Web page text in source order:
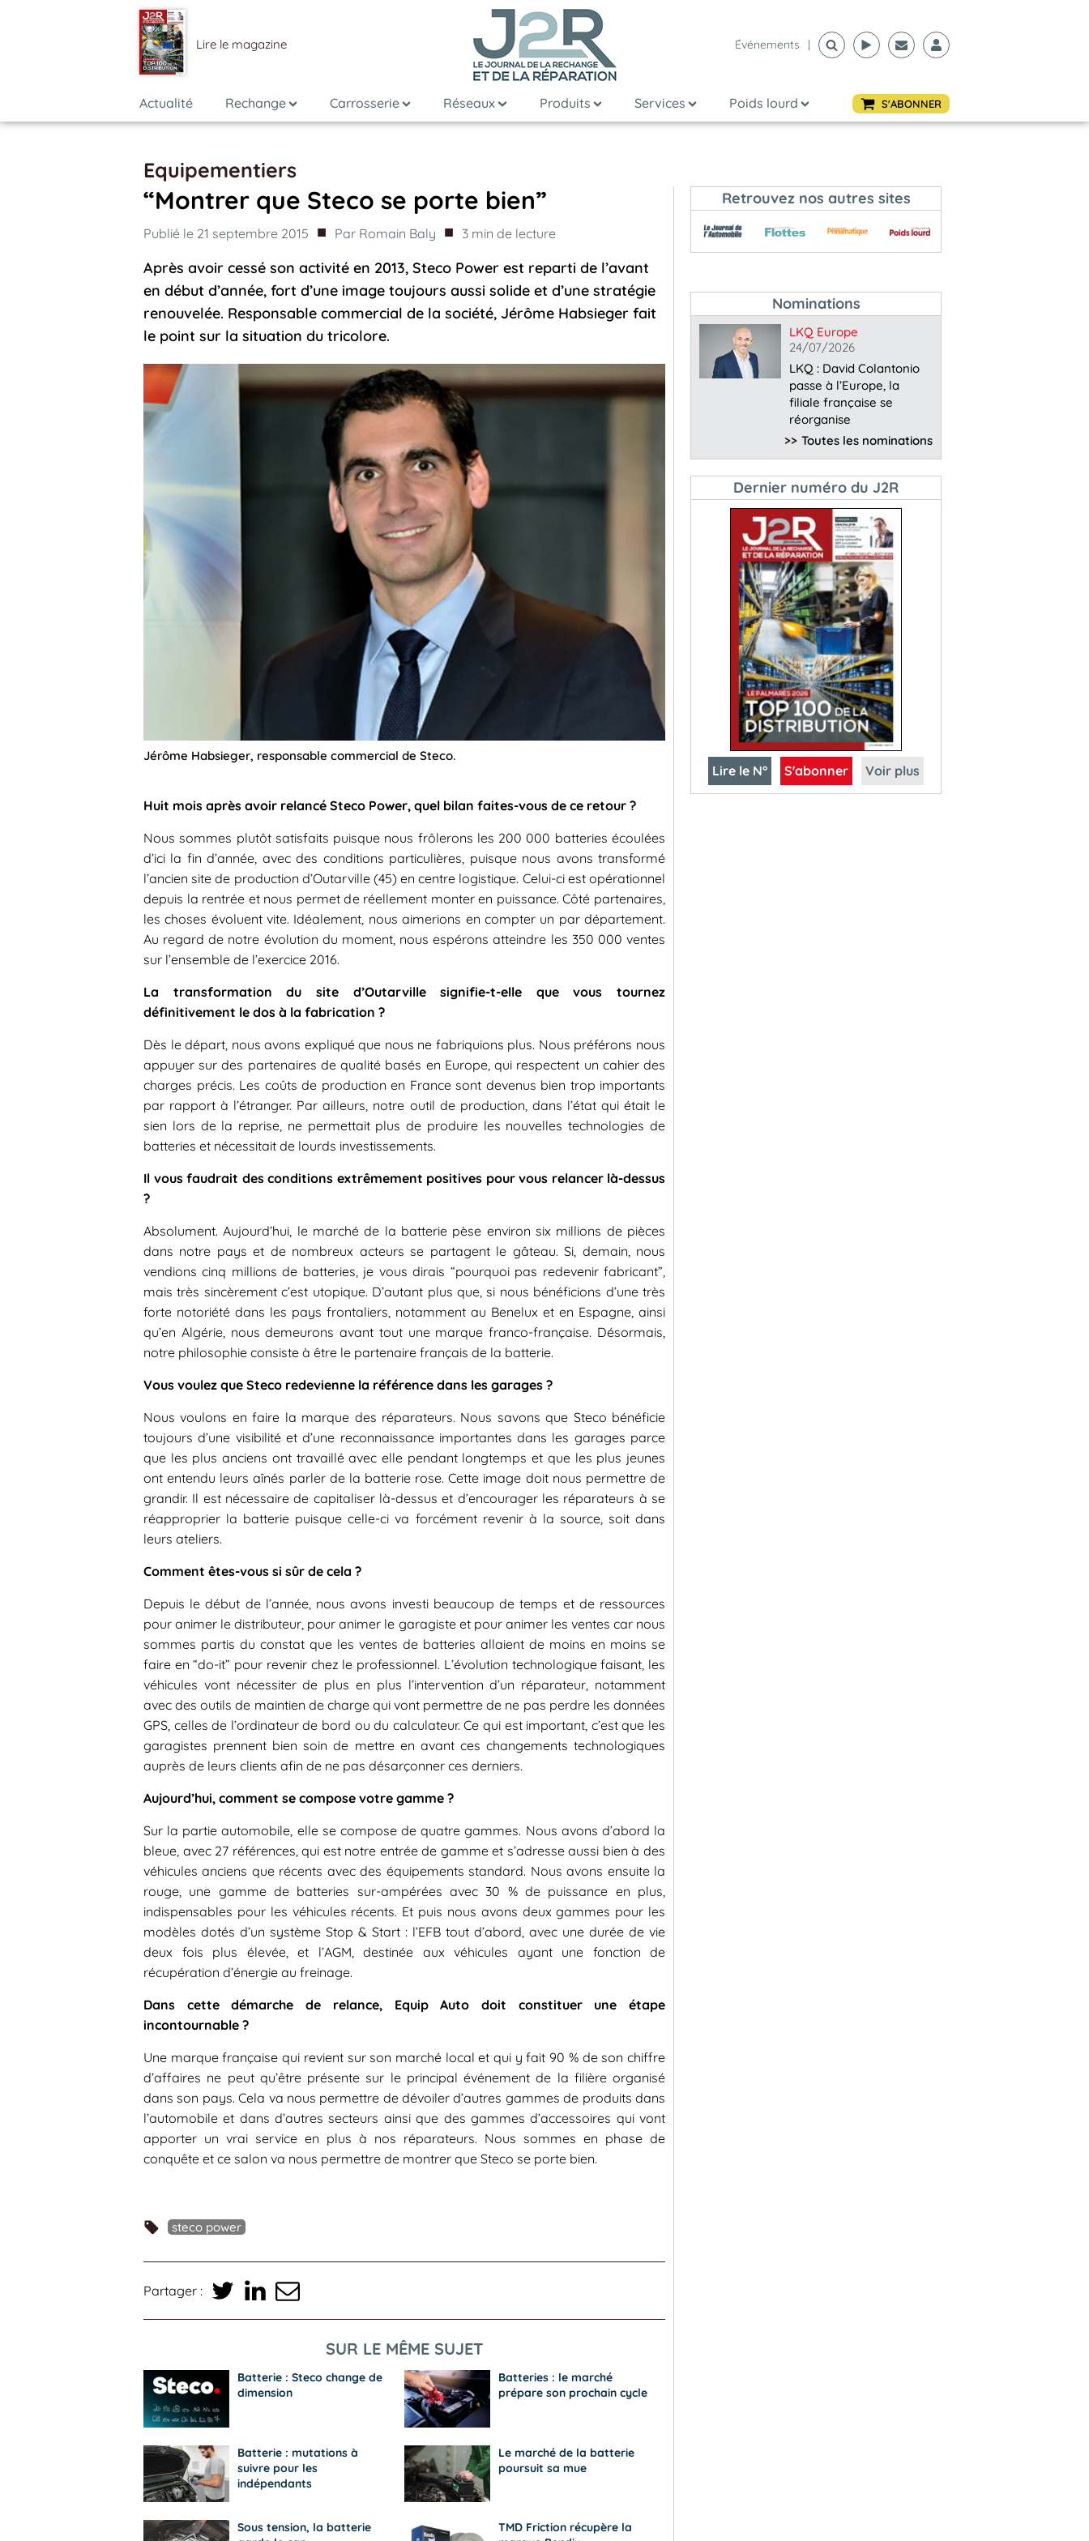
Lire le magazine Événements |
Actualité Rechange Carrosserie Réseaux Produits Services Poids lourd S'ABONNER
Equipementiers
“Montrer que Steco se porte bien”
Publié le 21 septembre 2015 ■ Par Romain Baly ■ 3 min de lecture
Après avoir cessé son activité en 2013, Steco Power est reparti de l’avant
en début d’année, fort d’une image toujours aussi solide et d’une stratégie
renouvelée. Responsable commercial de la société, Jérôme Habsieger fait
le point sur la situation du tricolore.
Jérôme Habsieger, responsable commercial de Steco.
Huit mois après avoir relancé Steco Power, quel bilan faites-vous de ce retour ?
Nous sommes plutôt satisfaits puisque nous frôlerons les 200 000 batteries écoulées
d’ici la fin d’année, avec des conditions particulières, puisque nous avons transformé
l’ancien site de production d’Outarville (45) en centre logistique. Celui-ci est opérationnel
depuis la rentrée et nous permet de réellement monter en puissance. Côté partenaires,
les choses évoluent vite. Idéalement, nous aimerions en compter un par département.
Au regard de notre évolution du moment, nous espérons atteindre les 350 000 ventes
sur l’ensemble de l’exercice 2016.
La transformation du site d’Outarville signifie-t-elle que vous tournez
définitivement le dos à la fabrication ?
Dès le départ, nous avons expliqué que nous ne fabriquions plus. Nous préférons nous
appuyer sur des partenaires de qualité basés en Europe, qui respectent un cahier des
charges précis. Les coûts de production en France sont devenus bien trop importants
par rapport à l’étranger. Par ailleurs, notre outil de production, dans l’état qui était le
sien lors de la reprise, ne permettait plus de produire les nouvelles technologies de
batteries et nécessitait de lourds investissements.
Il vous faudrait des conditions extrêmement positives pour vous relancer là-dessus
?
Absolument. Aujourd’hui, le marché de la batterie pèse environ six millions de pièces
dans notre pays et de nombreux acteurs se partagent le gâteau. Si, demain, nous
vendions cinq millions de batteries, je vous dirais “pourquoi pas redevenir fabricant”,
mais très sincèrement c’est utopique. D’autant plus que, si nous bénéficions d’une très
forte notoriété dans les pays frontaliers, notamment au Benelux et en Espagne, ainsi
qu’en Algérie, nous demeurons avant tout une marque franco-française. Désormais,
notre philosophie consiste à être le partenaire français de la batterie.
Vous voulez que Steco redevienne la référence dans les garages ?
Nous voulons en faire la marque des réparateurs. Nous savons que Steco bénéficie
toujours d’une visibilité et d’une reconnaissance importantes dans les garages parce
que les plus anciens ont travaillé avec elle pendant longtemps et que les plus jeunes
ont entendu leurs aînés parler de la batterie rose. Cette image doit nous permettre de
grandir. Il est nécessaire de capitaliser là-dessus et d’encourager les réparateurs à se
réapproprier la batterie puisque celle-ci va forcément revenir à la source, soit dans
leurs ateliers.
Comment êtes-vous si sûr de cela ?
Depuis le début de l’année, nous avons investi beaucoup de temps et de ressources
pour animer le distributeur, pour animer le garagiste et pour animer les ventes car nous
sommes partis du constat que les ventes de batteries allaient de moins en moins se
faire en “do-it” pour revenir chez le professionnel. L’évolution technologique faisant, les
véhicules vont nécessiter de plus en plus l’intervention d’un réparateur, notamment
avec des outils de maintien de charge qui vont permettre de ne pas perdre les données
GPS, celles de l’ordinateur de bord ou du calculateur. Ce qui est important, c’est que les
garagistes prennent bien soin de mettre en avant ces changements technologiques
auprès de leurs clients afin de ne pas désarçonner ces derniers.
Aujourd’hui, comment se compose votre gamme ?
Sur la partie automobile, elle se compose de quatre gammes. Nous avons d’abord la
bleue, avec 27 références, qui est notre entrée de gamme et s’adresse aussi bien à des
véhicules anciens que récents avec des équipements standard. Nous avons ensuite la
rouge, une gamme de batteries sur-ampérées avec 30 % de puissance en plus,
indispensables pour les véhicules récents. Et puis nous avons deux gammes pour les
modèles dotés d’un système Stop & Start : l’EFB tout d’abord, avec une durée de vie
deux fois plus élevée, et l’AGM, destinée aux véhicules ayant une fonction de
récupération d’énergie au freinage.
Dans cette démarche de relance, Equip Auto doit constituer une étape
incontournable ?
Une marque française qui revient sur son marché local et qui y fait 90 % de son chiffre
d’affaires ne peut qu’être présente sur le principal événement de la filière organisé
dans son pays. Cela va nous permettre de dévoiler d’autres gammes de produits dans
l’automobile et dans d’autres secteurs ainsi que des gammes d’accessoires qui vont
apporter un vrai service en plus à nos réparateurs. Nous sommes en phase de
conquête et ce salon va nous permettre de montrer que Steco se porte bien.
steco power
Partager :
SUR LE MÊME SUJET
Batterie : Steco change de
dimension
Batteries : le marché
prépare son prochain cycle
Batterie : mutations à
suivre pour les
indépendants
Le marché de la batterie
poursuit sa mue
Sous tension, la batterie
TMD Friction récupère la
Retrouvez nos autres sites
Nominations
LKQ Europe
24/07/2026
LKQ : David Colantonio
passe à l’Europe, la
filiale française se
réorganise
>> Toutes les nominations
Dernier numéro du J2R
Lire le N° S'abonner Voir plus